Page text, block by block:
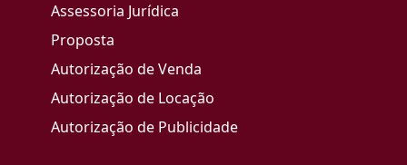
Assessoria Jurídica
Proposta
Autorização de Venda
Autorização de Locação
Autorização de Publicidade